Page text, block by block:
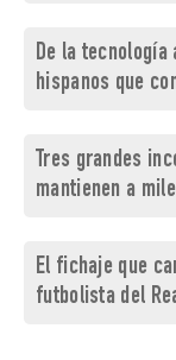
De la
hispanos que
Tres grandes
mantienen a
El fichaje que
futbolista del